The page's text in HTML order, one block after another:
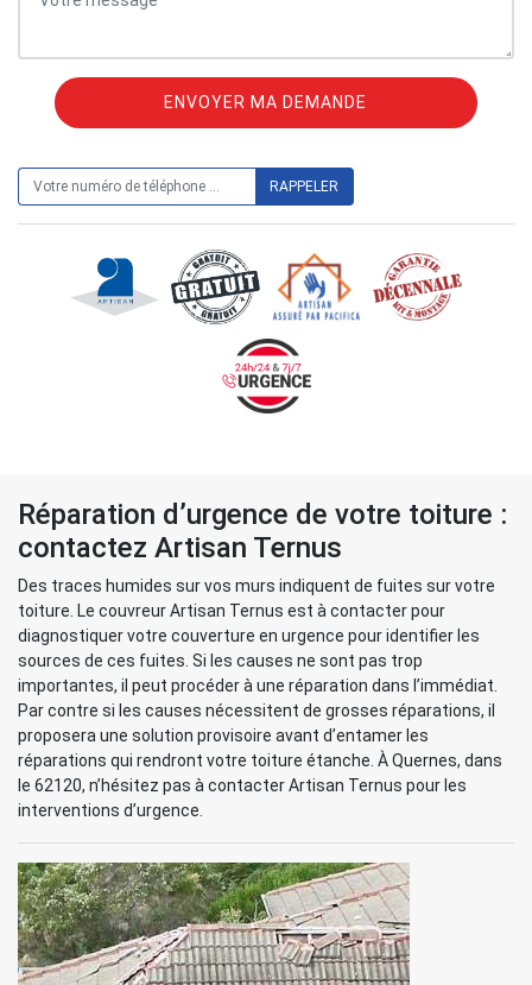
Réparation d’urgence de votre toiture :
contactez Artisan Ternus
Des traces humides sur vos murs indiquent de fuites sur votre
toiture. Le couvreur Artisan Ternus est à contacter pour
diagnostiquer votre couverture en urgence pour identifier les
sources de ces fuites. Si les causes ne sont pas trop
importantes, il peut procéder à une réparation dans l’immédiat.
Par contre si les causes nécessitent de grosses réparations, il
proposera une solution provisoire avant d’entamer les
réparations qui rendront votre toiture étanche. À Quernes, dans
le 62120, n’hésitez pas à contacter Artisan Ternus pour les
interventions d’urgence.